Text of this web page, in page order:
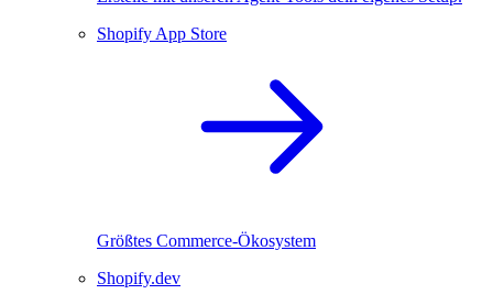
Shopify App Store
Größtes Commerce-Ökosystem
Shopify.dev